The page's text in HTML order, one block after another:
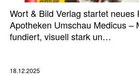
Wort & Bild Verlag startet neues
Apotheken Umschau Medicus –
fundiert, visuell stark un…
18.12.2025